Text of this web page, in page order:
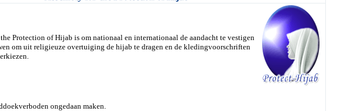
Protection of Hijab is om nationaal en internationaal de aandacht te vestigen
om uit religieuze overtuiging de hijab te dragen en de kledingvoorschriften
ongedaan maken.